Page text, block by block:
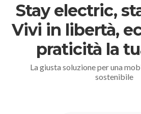
Stay electric,
Vivi in libertà,
praticità la
La giusta soluzione per una
sostenibile